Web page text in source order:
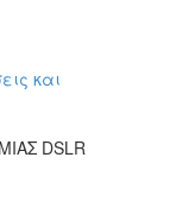
και
DSLR